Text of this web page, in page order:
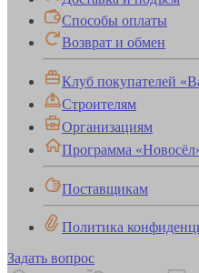
Способы оплаты
Возврат и обмен
Клуб покупателей
Строителям
Организациям
Программа
Поставщикам
Политика
Задать вопрос